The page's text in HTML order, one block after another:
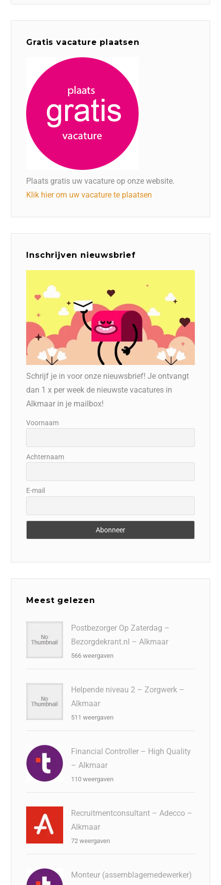
Gratis vacature plaatsen
Plaats gratis uw vacature op onze website.
Klik hier om uw vacature te plaatsen
Inschrijven nieuwsbrief
Schrijf je in voor onze nieuwsbrief! Je ontvangt
dan 1 x per week de nieuwste vacatures in
Alkmaar in je mailbox!
Voornaam
Achternaam
E-mail
Meest gelezen
Postbezorger Op Zaterdag –
Bezorgdekrant.nl – Alkmaar
566 weergaven
Helpende niveau 2 – Zorgwerk –
Alkmaar
511 weergaven
Financial Controller – High Quality
– Alkmaar
110 weergaven
Recruitmentconsultant – Adecco –
Alkmaar
72 weergaven
Monteur (assemblagemedewerker)